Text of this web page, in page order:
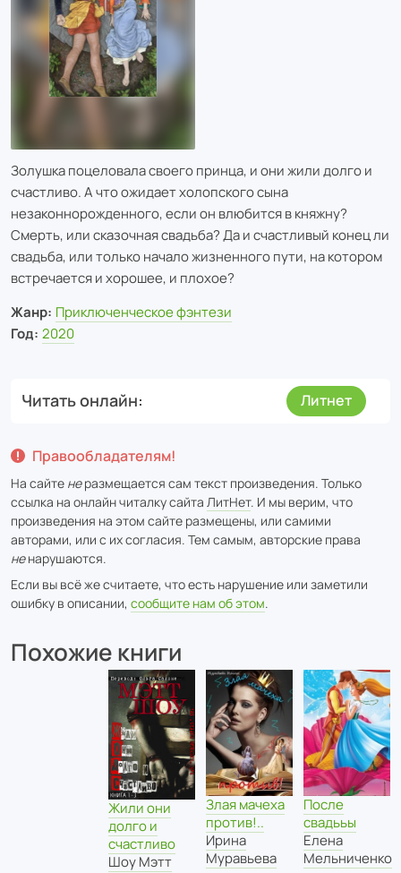
Золушка поцеловала своего принца, и они жили долго и
счастливо. А что ожидает холопского сына
незаконнорожденного, если он влюбится в княжну?
Смерть, или сказочная свадьба? Да и счастливый конец ли
свадьба, или только начало жизненного пути, на котором
встречается и хорошее, и плохое?
Жанр: Приключенческое фэнтези
Год: 2020
Читать онлайн Литнет
Правообладателям!
На сайте неразмещается сам текст произведения. Только
ссылка на онлайн читалку сайта ЛитНет. И мы верим, что
произведения на этом сайте размещены, или самими
авторами, или с их согласия. Тем самым, авторские права
ненарушаются.
Если вы всё же считаете, что есть нарушение или заметили
ошибку в описании, сообщите нам об этом.
Похожие книги
Жили они
долго и
счастливо
Шоу Мэтт
Злая мачеха
против!..
Ирина
Муравьева
После
свадььы
Елена
Мельниченко